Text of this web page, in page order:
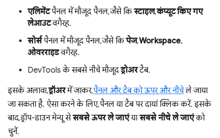
एलिमेंटपैनल में मौजूद पैनल, जैसे किस्टाइल,कंप्यूट किए गए
लेआउटवगैरह.
सोर्सपैनल में मौजूद पैनल, जैसे किपेज,Workspace,
ओवरराइडवगैरह.
DevTools के सबसे नीचे मौजूदड्रोअरटैब.
इसके अलावा,ड्रॉअरमें जाकर,पैनल और टैब को ऊपर और नीचेले जाया
जा सकता है. ऐसा करने के लिए, पैनल या टैब पर दायां क्लिक करें. इसके
बाद, ड्रॉप-डाउन मेन्यू सेसबसे ऊपर ले जाएंयासबसे नीचे ले जाएंको
चुनें.